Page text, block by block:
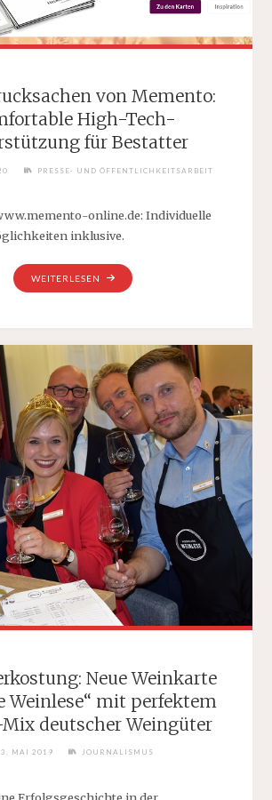
von Memento:
High-Tech-
für Bestatter
PRESSE- UND ÖFFENTLICHKEITSARBEIT
online.de: Individuelle
inklusive.
WEITERLESEN
"TRAUERDRUCKSACHEN
VON
KOMFORTABLE
TECH-
UNTERSTÜTZUNG
FÜR
BESTATTER"
Neue Weinkarte
Weinlese“ mit perfektem
deutscher Weingüter
3. MAI 2019 JOURNALISMUS
Erfolgsgeschichte in der